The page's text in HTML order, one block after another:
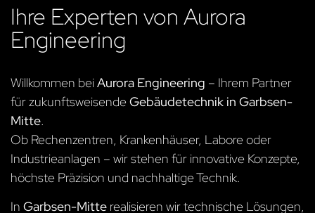
Ihre Experten von Aurora
Engineering
Willkommen beiAurora Engineering – Ihrem Partner
für zukunftsweisendeGebäudetechnik in Garbsen-
Mitte.
Ob Rechenzentren, Krankenhäuser, Labore oder
Industrieanlagen – wir stehen für innovative Konzepte,
höchste Präzision und nachhaltige Technik.
In Garbsen-Mitte realisieren wir technische Lösungen,